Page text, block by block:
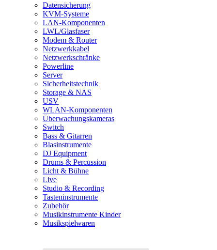
Datensicherung
KVM-Systeme
LAN-Komponenten
LWL/Glasfaser
Modem & Router
Netzwerkkabel
Netzwerkschränke
Powerline
Server
Sicherheitstechnik
Storage & NAS
USV
WLAN-Komponenten
Überwachungskameras
Switch
Bass & Gitarren
Blasinstrumente
DJ Equipment
Drums & Percussion
Licht & Bühne
Live
Studio & Recording
Tasteninstrumente
Zubehör
Musikinstrumente Kinder
Musikspielwaren